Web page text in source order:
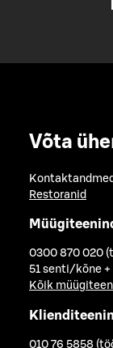
Võta
Restoranid
0300 870 020
51 senti/kõne
Kõik
010 76 5858